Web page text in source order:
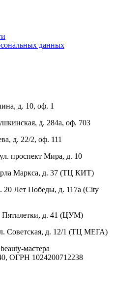
данных
д. 10, оф. 1
д. 284а, оф. 703
д. 22/2, оф. 111
проспект Мира, д. 10
Маркса, д. 37 (ТЦ КИТ)
20 Лет Победы, д. 117а (City
Пятилетки, д. 41 (ЦУМ)
Советская, д. 12/1 (ТЦ МЕГА)
мастера
ОГРН 1024200712238